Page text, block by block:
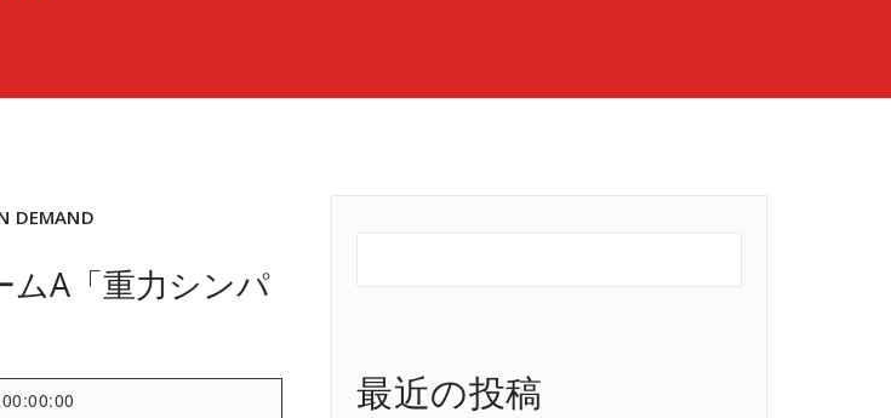
DEMAND
ムA「重力シンパ
最近の投稿